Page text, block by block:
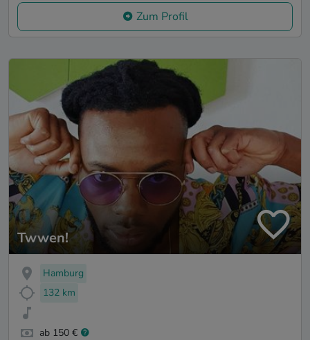
Zum Profil
Twwen!
Hamburg
132 km
ab 150 €